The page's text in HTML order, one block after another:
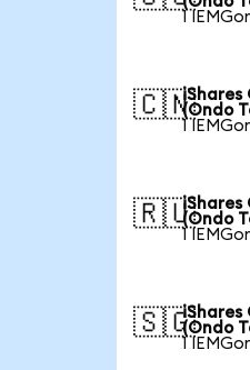
1
🇨🇳iShares
(Ondo
1
🇷🇺iShares
(Ondo
1
🇸🇬iShares
(Ondo
1